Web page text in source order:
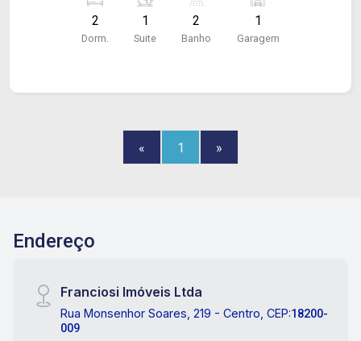
Com armários modulados nos dormitórios e na
cozinha. Acabamento: Laje e piso frio.
2
Dorm.
1
Suite
2
Banho
1
Garagem
« 1 »
Endereço
Franciosi Imóveis Ltda
Rua Monsenhor Soares, 219 - Centro, CEP:18200-
009